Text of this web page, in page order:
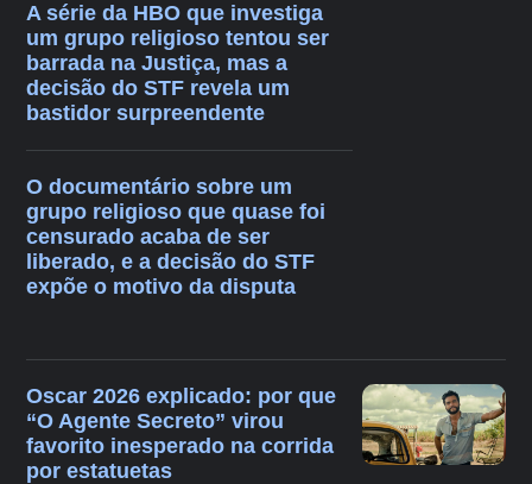
A série da HBO que investiga
um grupo religioso tentou ser
barrada na Justiça, mas a
decisão do STF revela um
bastidor surpreendente
O documentário sobre um
grupo religioso que quase foi
censurado acaba de ser
liberado, e a decisão do STF
expõe o motivo da disputa
Oscar 2026 explicado: por que
“O Agente Secreto” virou
favorito inesperado na corrida
por estatuetas